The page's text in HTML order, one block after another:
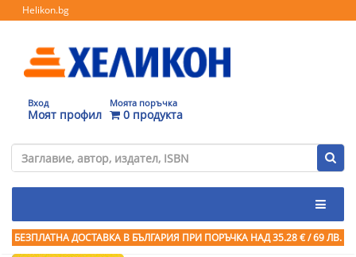
Helikon.bg
Вход
Моят профил
Моята поръчка
0 продукта
БЕЗПЛАТНА ДОСТАВКА В БЪЛГАРИЯ ПРИ ПОРЪЧКА НАД 35.28 € / 69 ЛВ.